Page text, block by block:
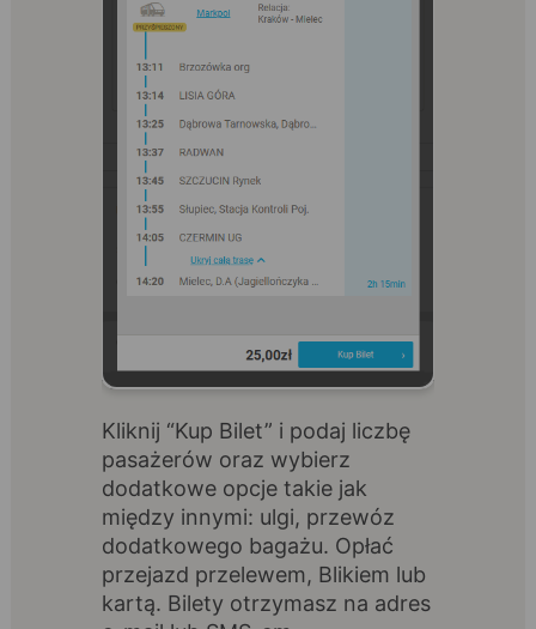
Kliknij “Kup Bilet” i podaj liczbę
pasażerów oraz wybierz
dodatkowe opcje takie jak
między innymi: ulgi, przewóz
dodatkowego bagażu. Opłać
przejazd przelewem, Blikiem lub
kartą. Bilety otrzymasz na adres